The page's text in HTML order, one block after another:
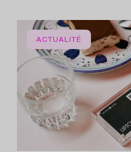
ACTUALITÉ